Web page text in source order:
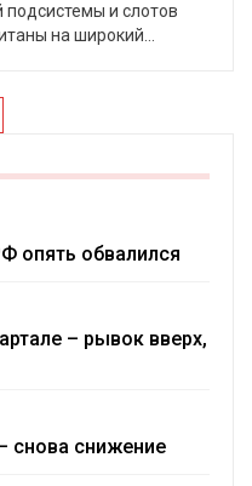
и слотов
на широкий…
опять обвалился
– рывок вверх,
снова снижение